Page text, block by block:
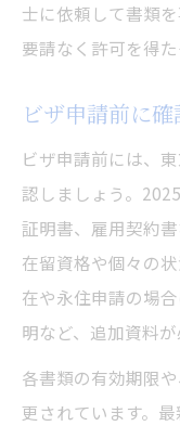
士に依頼して書類
要請なく許可を得
ビザ申請前に
ビザ申請前には、
認しましょう。
証明書、雇用契約
在留資格や個々の
在や永住申請の場
明など、追加資料
各書類の有効期限
更されています。